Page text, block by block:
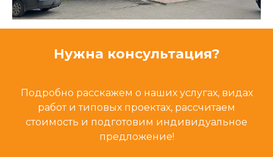
Нужна консультация?
Подробно расскажем о наших услугах, видах
работ и типовых проектах, рассчитаем
стоимость и подготовим индивидуальное
предложение!